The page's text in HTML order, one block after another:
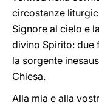
circostanze
Signore al cielo e
divino Spirito: due
la sorgente
Chiesa.
Alla mia e alla